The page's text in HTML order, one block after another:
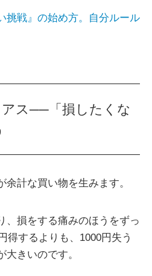
挑戦』の始め方。自分ルール
ス──「損したくな
計な買い物を生みます。
、損をする痛みのほうをずっ
得するよりも、1000円失う
きいのです。